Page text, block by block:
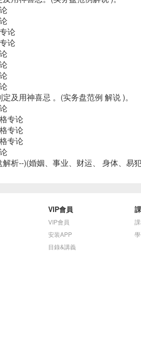
论
论
定及用神喜忌 。(实务盘范例 解说 )。
专论
专论
专论
解析--)(婚姻、事业、财运、 身体、易
VIP會員
VIP會員
安装APP
目錄&講義